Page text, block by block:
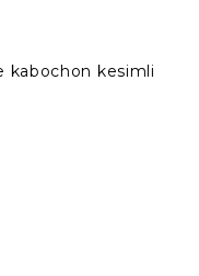
kabochon kesimli